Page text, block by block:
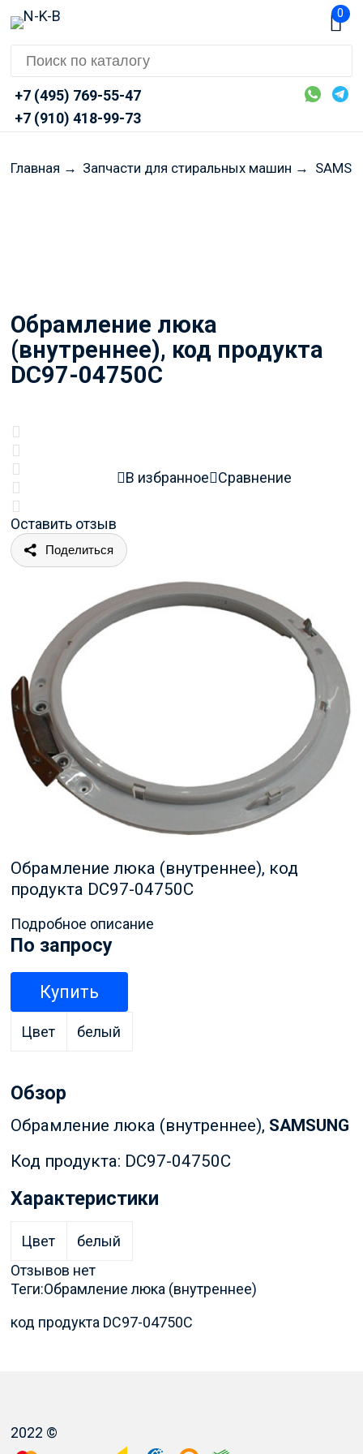
0
+7 (495) 769-55-47
+7 (910) 418-99-73
Главная → Запчасти для стиральных машин →
Обрамление люка
(внутреннее), код продукта
DC97-04750C
Оставить отзыв
В избранное Сравнение
Поделиться
Обрамление люка (внутреннее), код
продукта DC97-04750C
Подробное описание
По запросу
Купить
Цвет белый
Обзор
Обрамление люка (внутреннее), SAMSUNG
Код продукта: DC97-04750C
Характеристики
Цвет
белый
Отзывов нет
Теги:Обрамление люка (внутреннее)
код продукта DC97-04750C
2022 ©